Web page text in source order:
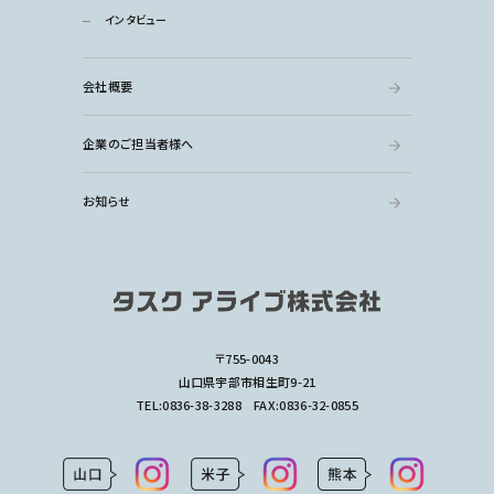
インタビュー
会社概要
企業のご担当者様へ
お知らせ
〒755-0043
山口県宇部市相生町9-21
TEL:0836-38-3288FAX:0836-32-0855